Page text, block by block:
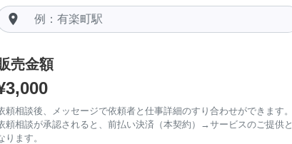
room
売金額
頼相談後、メッセージで依頼者と仕事詳細のすり合わせができます。
頼相談が承認されると、前払い決済（本契約）→サービスのご提供と
ります。